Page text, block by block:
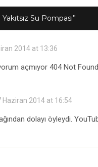
Su Pompası”
2014 at 13:36
açmıyor 404 Not
Haziran 2014 at 16:54
dolayı öyleydi.